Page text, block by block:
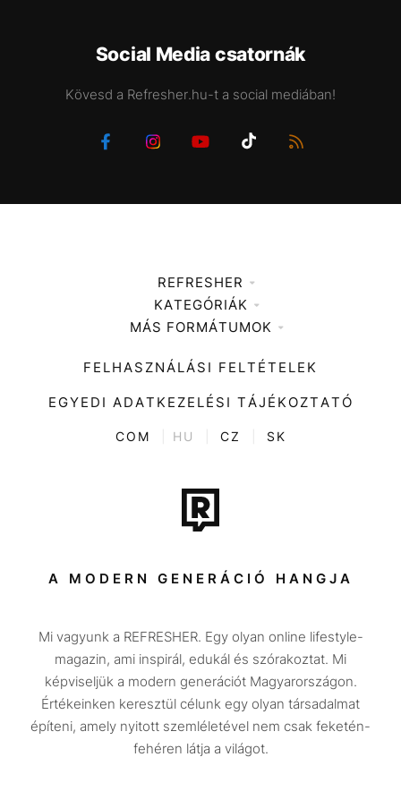
Social Media csatornák
Kövesd a Refresher.hu-t a social mediában!
REFRESHER
Médiaajánlat
KATEGÓRIÁK
Zene
Divat
Kultúra
ENTR
Tech-Tudomány
Sport
Társadalom
Utazás
Életmód
Design
Beszélgetések
MÁS FORMÁTUMOK
FELHASZNÁLÁSI FELTÉTELEK
EGYEDI ADATKEZELÉSI TÁJÉKOZTATÓ
COM HU CZ SK
A MODERN GENERÁCIÓ HANGJA
Mi vagyunk a REFRESHER. Egy olyan online lifestyle-
magazin, ami inspirál, edukál és szórakoztat. Mi
képviseljük a modern generációt Magyarországon.
Értékeinken keresztül célunk egy olyan társadalmat
építeni, amely nyitott szemléletével nem csak feketén-
fehéren látja a világot.